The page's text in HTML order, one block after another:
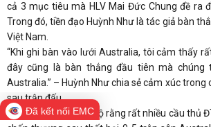
cả 3 mục tiêu mà HLV Mai Đức Chung đề ra
Trong đó, tiền đạo Huỳnh Như là tác giả bàn
Việt Nam.
“Khi ghi bàn vào lưới Australia, tôi cảm thấy
đây cũng là bàn thắng đầu tiên mà chúng
Australia.” – Huỳnh Như chia sẻ cảm xúc trong
sau trận đấu.
Huỳnh Như cũng tiết lộ rằng rất nhiều cầu thủ
Đã kết nối EMC